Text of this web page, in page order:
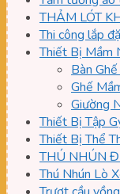
THẢM LÓT
Thi công lắp
Thiết Bị Mầm
Bàn
Ghế
Giường
Thiết Bị Tập
Thiết Bị Thể
THÚ NHÚN
Thú Nhún Lò